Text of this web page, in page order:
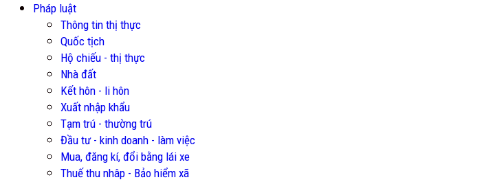
Pháp luật
Thông tin thị thực
Quốc tịch
Hộ chiếu - thị thực
Nhà đất
Kết hôn - li hôn
Xuất nhập khẩu
Tạm trú - thường trú
Đầu tư - kinh doanh - làm việc
Mua, đăng kí, đổi bằng lái xe
Thuế thu nhâp - Bảo hiểm xã